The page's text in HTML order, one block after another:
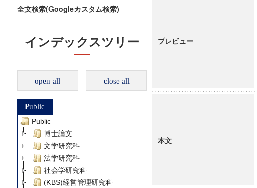
全文検索(Googleカスタム検索)
インデックスツリー
open all close all
Public
Public
博士論文
文学研究科
法学研究科
社会学研究科
(KBS)経営管理研究科
プレビュー
本文